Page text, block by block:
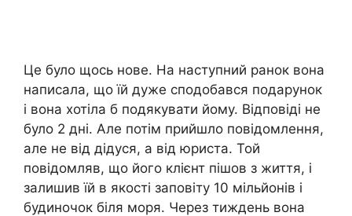
Це було щось нове. На наступний ранок вона
написала, що їй дуже сподобався подарунок
і вона хотіла б подякувати йому. Відповіді не
було 2 дні. Але потім прийшло повідомлення,
але не від дідуся, а від юриста. Той
повідомляв, що його клієнт пішов з життя, і
залишив їй в якості заповіту 10 мільйонів і
будиночок біля моря. Через тиждень вона